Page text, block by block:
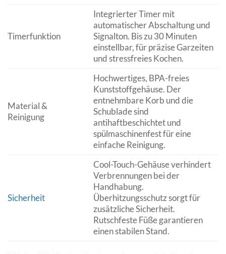
Timerfunktion
Integrierter Timer mit
automatischer Abschaltung und
Signalton. Bis zu 30 Minuten
einstellbar, für präzise Garzeiten
und stressfreies Kochen.
Material &
Reinigung
Hochwertiges, BPA-freies
Kunststoffgehäuse. Der
entnehmbare Korb und die
Schublade sind
antihaftbeschichtet und
spülmaschinenfest für eine
einfache Reinigung.
Sicherheit
Cool-Touch-Gehäuse verhindert
Verbrennungen bei der
Handhabung.
Überhitzungsschutz sorgt für
zusätzliche Sicherheit.
Rutschfeste Füße garantieren
einen stabilen Stand.